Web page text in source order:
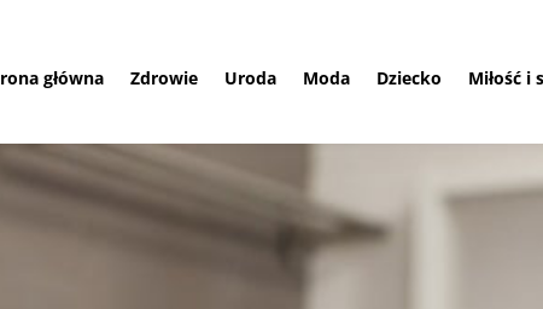
główna Zdrowie Uroda Moda Dziecko Miłość i